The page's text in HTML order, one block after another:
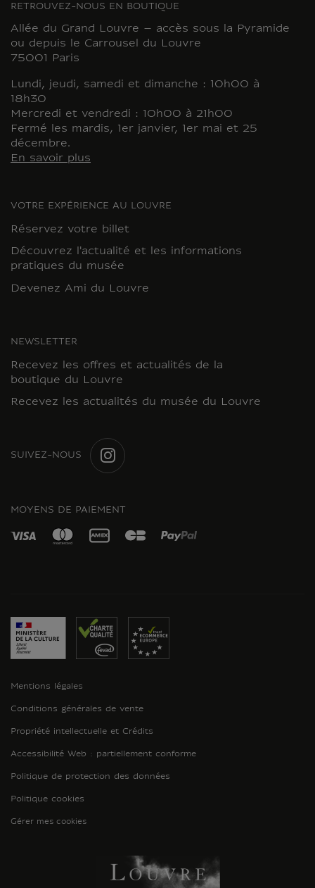
RETROUVEZ-NOUS EN BOUTIQUE
Allée du Grand Louvre – accès sous la Pyramide
ou depuis le Carrousel du Louvre
75001 Paris
Lundi, jeudi, samedi et dimanche : 10h00 à
18h30
Mercredi et vendredi : 10h00 à 21h00
Fermé les mardis, 1er janvier, 1er mai et 25
décembre.
En savoir plus
VOTRE EXPÉRIENCE AU LOUVRE
Réservez votre billet
Découvrez l'actualité et les informations
pratiques du musée
Devenez Ami du Louvre
NEWSLETTER
Recevez les offres et actualités de la
boutique du Louvre
Recevez les actualités du musée du Louvre
SUIVEZ-NOUS
MOYENS DE PAIEMENT
Mentions légales
Conditions générales de vente
Propriété intellectuelle et Crédits
Accessibilité Web : partiellement conforme
Politique de protection des données
Politique cookies
Gérer mes cookies